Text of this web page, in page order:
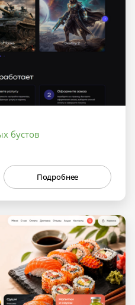
бустов
Подробнее